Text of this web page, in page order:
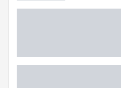
Zona di presa del barrel